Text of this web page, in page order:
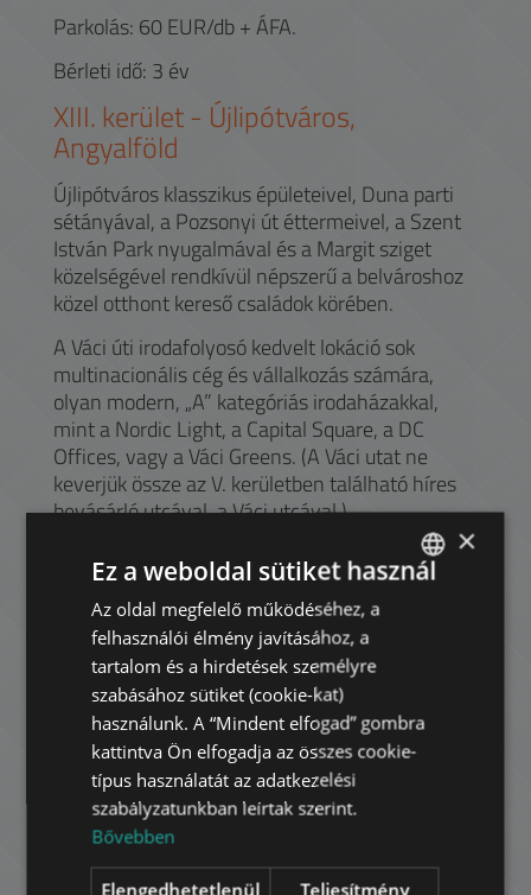
Parkolás: 60 EUR/db + ÁFA.
Bérleti idő: 3 év
XIII. kerület - Újlipótváros,
Angyalföld
Újlipótváros klasszikus épületeivel, Duna parti
sétányával, a Pozsonyi út éttermeivel, a Szent
István Park nyugalmával és a Margit sziget
közelségével rendkívül népszerű a belvároshoz
közel otthont kereső családok körében.
A Váci úti irodafolyosó kedvelt lokáció sok
multinacionális cég és vállalkozás számára,
olyan modern, „A” kategóriás irodaházakkal,
mint a Nordic Light, a Capital Square, a DC
Offices, vagy a Váci Greens. (A Váci utat ne
keverjük össze az V. kerületben található híres
bevásárló utcával, a Váci utcával.)
Akik kikapcsolódást és vásárlási lehetőséget
keresnek a Nyugati Pályaudvar mellett található
Westend City Center, illetve az M3-as vonalán
kijjebb elhelyezkedő Duna Plaza várja őket
üzletekkel, éttermekkel és mozival. A
kultúra kedvelői még a Szent István körúton
található Vígszínház előadásait élvezhetik. Nyári
melegben a Dagály Strandfürdő várja a hűsölni
vágyókat.
175.000 HUF
FRENCH
ARABIC
×
Ez a weboldal sütiket használ
Az oldal megfelelő működéséhez, a
felhasználói élmény javításához, a
tartalom és a hirdetések személyre
szabásához sütiket (cookie-kat)
használunk. A “Mindent elfogad” gombra
kattintva Ön elfogadja az összes cookie-
típus használatát az adatkezelési
szabályzatunkban leírtak szerint.
Bővebben
Elengedhetetlenül Teljesítmény